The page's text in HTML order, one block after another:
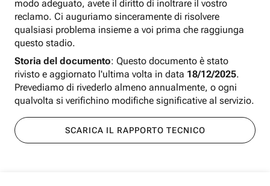
modo adeguato, avete il diritto di inoltrare il vostro
reclamo. Ci auguriamo sinceramente di risolvere
qualsiasi problema insieme a voi prima che raggiunga
questo stadio.
Storia del documento: Questo documento è stato
rivisto e aggiornato l'ultima volta in data 18/12/2025.
Prevediamo di rivederlo almeno annualmente, o ogni
qualvolta si verifichino modifiche significative al servizio.
SCARICA IL RAPPORTO TECNICO